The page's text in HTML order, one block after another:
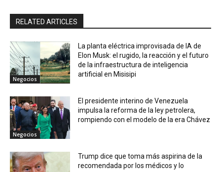
RELATED ARTICLES
Negocios
La planta eléctrica improvisada de IA de
Elon Musk: el rugido, la reacción y el futuro
de la infraestructura de inteligencia
artificial en Misisipi
Negocios
El presidente interino de Venezuela
impulsa la reforma de la ley petrolera,
rompiendo con el modelo de la era Chávez
Trump dice que toma más aspirina de la
recomendada por los médicos y lo